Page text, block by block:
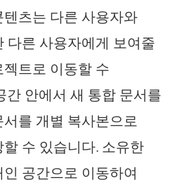
츠는 다른 사용자와
다른 사용자에게 보여줄
트로 이동할 수
간 안에서 새 통합 문서를
를 개별 복사본으로
수 있습니다. 소유한
공간으로 이동하여